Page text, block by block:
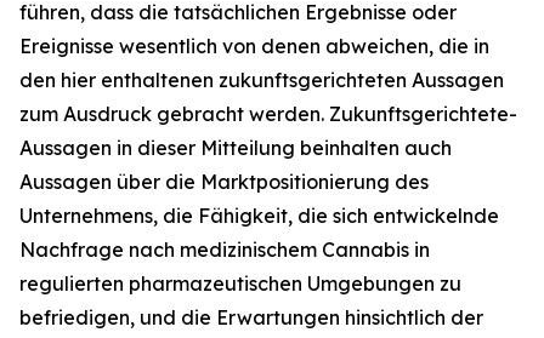
führen, dass die tatsächlichen Ergebnisse oder
Ereignisse wesentlich von denen abweichen, die in
den hier enthaltenen zukunftsgerichteten Aussagen
zum Ausdruck gebracht werden. Zukunftsgerichtete-
Aussagen in dieser Mitteilung beinhalten auch
Aussagen über die Marktpositionierung des
Unternehmens, die Fähigkeit, die sich entwickelnde
Nachfrage nach medizinischem Cannabis in
regulierten pharmazeutischen Umgebungen zu
befriedigen, und die Erwartungen hinsichtlich der